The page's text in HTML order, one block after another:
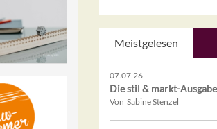
Meistgelesen
07.07.26
Die stil & markt-
Von Sabine Stenzel